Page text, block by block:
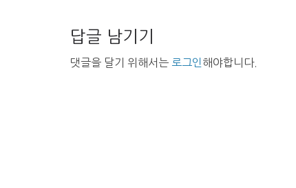
답글 남기기
댓글을 달기 위해서는 로그인 해야합니다.